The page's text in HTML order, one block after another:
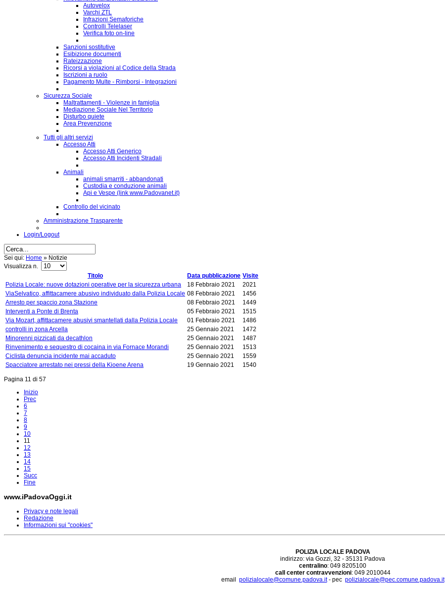
Autovelox
Varchi ZTL
Infrazioni Semaforiche
Controlli Telelaser
Verifica foto on-line
Sanzioni sostitutive
Esibizione documenti
Rateizzazione
Ricorsi a violazioni al Codice della Strada
Iscrizioni a ruolo
Pagamento Multe - Rimborsi - Integrazioni
Sicurezza Sociale
Maltrattamenti - Violenze in famiglia
Mediazione Sociale Nel Territorio
Disturbo quiete
Area Prevenzione
Tutti gli altri servizi
Accesso Atti
Accesso Atti Generico
Accesso Atti Incidenti Stradali
Animali
animali smarriti - abbandonati
Custodia e conduzione animali
Api e Vespe (link www.Padovanet.it)
Controllo del vicinato
Amministrazione Trasparente
Login/Logout
Sei qui: Home » Notizie
Visualizza n.
Titolo
Data pubblicazione Visite
Polizia Locale: nuove dotazioni operative per la sicurezza urbana
18 Febbraio 2021
2021
ViaSelvatico, affittacamere abusivo individuato dalla Polizia Locale 08 Febbraio 2021
1456
Arresto per spaccio zona Stazione
08 Febbraio 2021
1449
Interventi a Ponte di Brenta
05 Febbraio 2021
1515
Via Mozart, affittacamere abusivi smantellati dalla Polizia Locale
01 Febbraio 2021
1486
controlli in zona Arcella
25 Gennaio 2021
1472
Minorenni pizzicati da decathlon
25 Gennaio 2021
1487
Rinvenimento e sequestro di cocaina in via Fornace Morandi
25 Gennaio 2021
1513
Ciclista denuncia incidente mai accaduto
25 Gennaio 2021
1559
Spacciatore arrestato nei pressi della Kioene Arena
19 Gennaio 2021 1540
Pagina 11 di 57
Inizio
Prec
6
7
8
9
10
11
12
13
14
15
Succ
Fine
www.iPadovaOggi.it
Privacy e note legali
Redazione
Informazioni sui "cookies"
POLIZIA LOCALE PADOVA
indirizzo: via Gozzi, 32 - 35131 Padova
centralino: 049 8205100
call center contravvenzioni: 049 2010044
email polizialocale@comune.padova.it- pec polizialocale@pec.comune.padova.it